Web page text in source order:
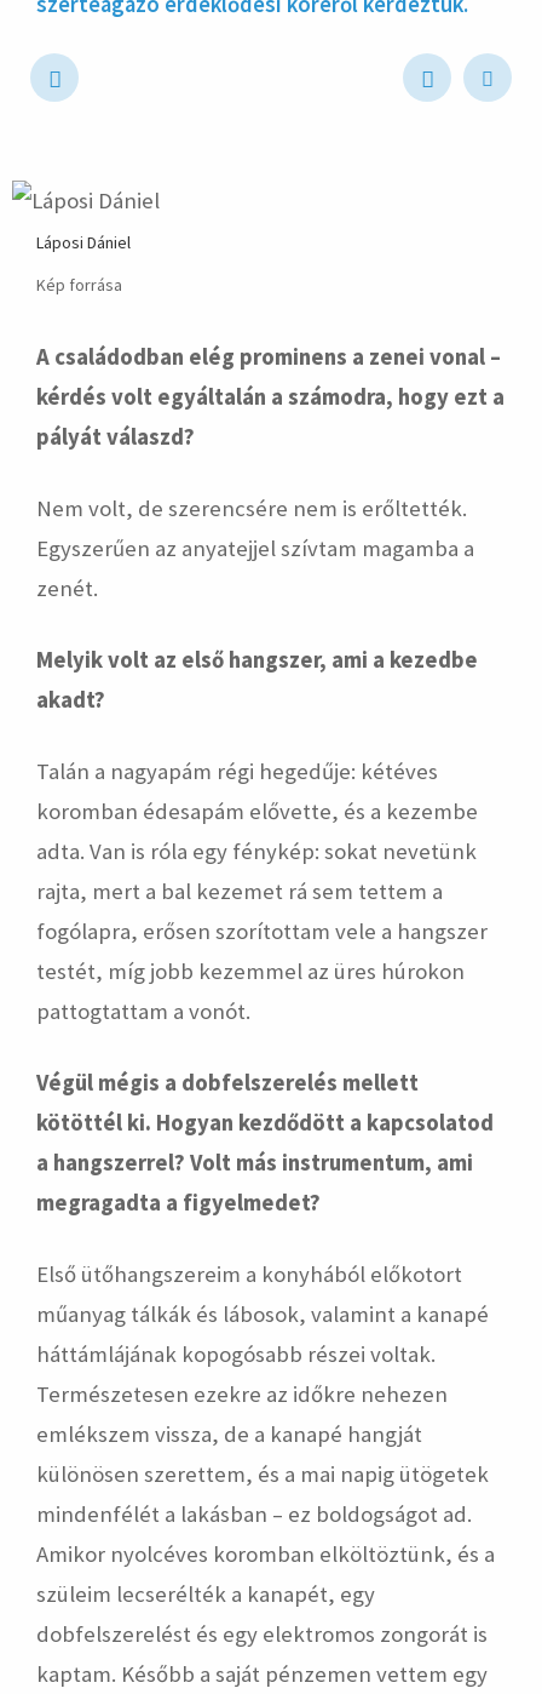
Láposi Dániel
Kép forrása
A családodban elég prominens a zenei vonal –
kérdés volt egyáltalán a számodra, hogy ezt a
pályát válaszd?
Nem volt, de szerencsére nem is erőltették.
Egyszerűen az anyatejjel szívtam magamba a
zenét.
Melyik volt az első hangszer, ami a kezedbe
akadt?
Talán a nagyapám régi hegedűje: kétéves
koromban édesapám elővette, és a kezembe
adta. Van is róla egy fénykép: sokat nevetünk
rajta, mert a bal kezemet rá sem tettem a
fogólapra, erősen szorítottam vele a hangszer
testét, míg jobb kezemmel az üres húrokon
pattogtattam a vonót.
Végül mégis a dobfelszerelés mellett
kötöttél ki. Hogyan kezdődött a kapcsolatod
a hangszerrel? Volt más instrumentum, ami
megragadta a figyelmedet?
Első ütőhangszereim a konyhából előkotort
műanyag tálkák és lábosok, valamint a kanapé
háttámlájának kopogósabb részei voltak.
Természetesen ezekre az időkre nehezen
emlékszem vissza, de a kanapé hangját
különösen szerettem, és a mai napig ütögetek
mindenfélét a lakásban – ez boldogságot ad.
Amikor nyolcéves koromban elköltöztünk, és a
szüleim lecserélték a kanapét, egy
dobfelszerelést és egy elektromos zongorát is
kaptam. Később a saját pénzemen vettem egy